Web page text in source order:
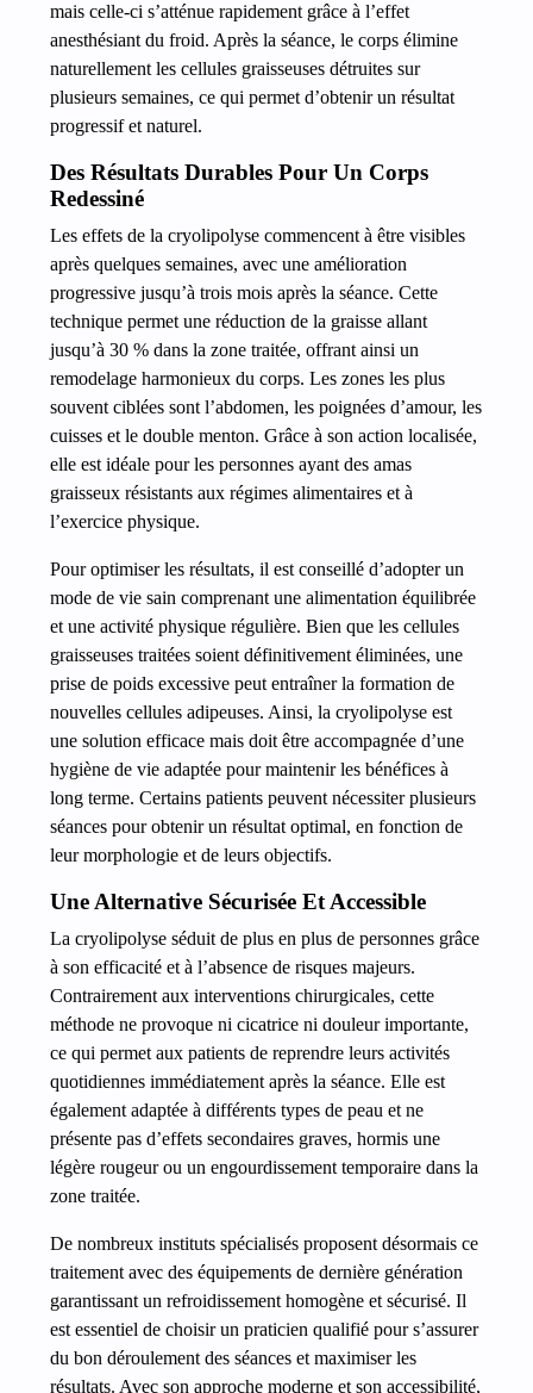
mais celle-ci s’atténue rapidement grâce à l’effet
anesthésiant du froid. Après la séance, le corps élimine
naturellement les cellules graisseuses détruites sur
plusieurs semaines, ce qui permet d’obtenir un résultat
progressif et naturel.
Des Résultats Durables Pour Un Corps
Redessiné
Les effets de la cryolipolyse commencent à être visibles
après quelques semaines, avec une amélioration
progressive jusqu’à trois mois après la séance. Cette
technique permet une réduction de la graisse allant
jusqu’à 30 % dans la zone traitée, offrant ainsi un
remodelage harmonieux du corps. Les zones les plus
souvent ciblées sont l’abdomen, les poignées d’amour, les
cuisses et le double menton. Grâce à son action localisée,
elle est idéale pour les personnes ayant des amas
graisseux résistants aux régimes alimentaires et à
l’exercice physique.
Pour optimiser les résultats, il est conseillé d’adopter un
mode de vie sain comprenant une alimentation équilibrée
et une activité physique régulière. Bien que les cellules
graisseuses traitées soient définitivement éliminées, une
prise de poids excessive peut entraîner la formation de
nouvelles cellules adipeuses. Ainsi, la cryolipolyse est
une solution efficace mais doit être accompagnée d’une
hygiène de vie adaptée pour maintenir les bénéfices à
long terme. Certains patients peuvent nécessiter plusieurs
séances pour obtenir un résultat optimal, en fonction de
leur morphologie et de leurs objectifs.
Une Alternative Sécurisée Et Accessible
La cryolipolyse séduit de plus en plus de personnes grâce
à son efficacité et à l’absence de risques majeurs.
Contrairement aux interventions chirurgicales, cette
méthode ne provoque ni cicatrice ni douleur importante,
ce qui permet aux patients de reprendre leurs activités
quotidiennes immédiatement après la séance. Elle est
également adaptée à différents types de peau et ne
présente pas d’effets secondaires graves, hormis une
légère rougeur ou un engourdissement temporaire dans la
zone traitée.
De nombreux instituts spécialisés proposent désormais ce
traitement avec des équipements de dernière génération
garantissant un refroidissement homogène et sécurisé. Il
est essentiel de choisir un praticien qualifié pour s’assurer
du bon déroulement des séances et maximiser les
résultats. Avec son approche moderne et son accessibilité,